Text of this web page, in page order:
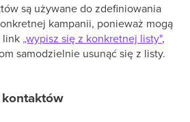
są używane do zdefiniowania
kampanii, ponieważ mogą
link „wypisz się z konkretnej listy",
samodzielnie usunąć się z listy.